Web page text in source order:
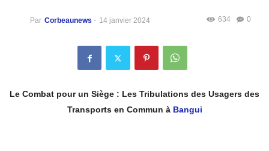
Par Corbeaunews - 14 janvier 2024 0
634
Le Combat pour un Siège : Les Tribulations des Usagers des
Transports en Commun à Bangui